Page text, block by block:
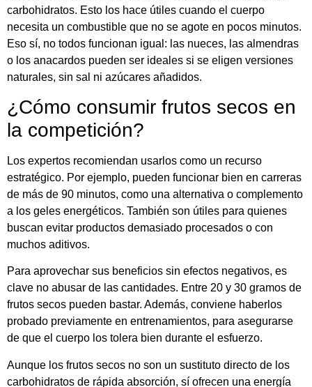
carbohidratos. Esto los hace útiles cuando el cuerpo
necesita un combustible que no se agote en pocos minutos.
Eso sí, no todos funcionan igual: las nueces, las almendras
o los anacardos pueden ser ideales si se eligen versiones
naturales, sin sal ni azúcares añadidos.
¿Cómo consumir frutos secos en
la competición?
Los expertos recomiendan usarlos como un recurso
estratégico. Por ejemplo, pueden funcionar bien en carreras
de más de 90 minutos, como una alternativa o complemento
a los geles energéticos. También son útiles para quienes
buscan evitar productos demasiado procesados o con
muchos aditivos.
Para aprovechar sus beneficios sin efectos negativos, es
clave no abusar de las cantidades. Entre 20 y 30 gramos de
frutos secos pueden bastar. Además, conviene haberlos
probado previamente en entrenamientos, para asegurarse
de que el cuerpo los tolera bien durante el esfuerzo.
Aunque los frutos secos no son un sustituto directo de los
carbohidratos de rápida absorción, sí ofrecen una energía